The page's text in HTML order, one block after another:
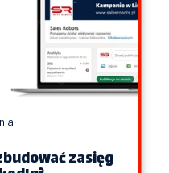
zasięg